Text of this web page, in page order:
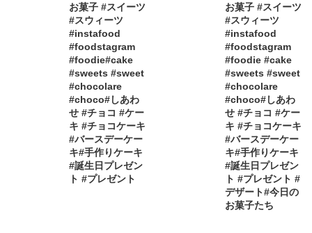
お菓子 #スイーツ
#スウィーツ
#instafood
#foodstagram
#foodie#cake
#sweets #sweet
#chocolare
#choco#しあわ
せ #チョコ #ケー
キ #チョコケーキ
#バースデーケー
キ#手作りケーキ
#誕生日プレゼン
ト #プレゼント
お菓子 #スイーツ
#スウィーツ
#instafood
#foodstagram
#foodie #cake
#sweets #sweet
#chocolare
#choco#しあわ
せ #チョコ #ケー
キ #チョコケーキ
#バースデーケー
キ#手作りケーキ
#誕生日プレゼン
ト #プレゼント #
デザート#今日の
お菓子たち